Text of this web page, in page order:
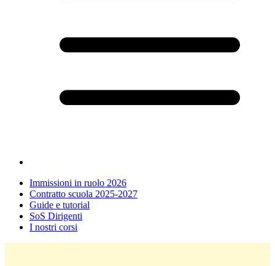
Immissioni in ruolo 2026
Contratto scuola 2025-2027
Guide e tutorial
SoS Dirigenti
I nostri corsi